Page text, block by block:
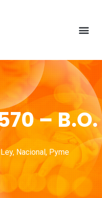
– B.O.
Ley, Nacional, Pyme